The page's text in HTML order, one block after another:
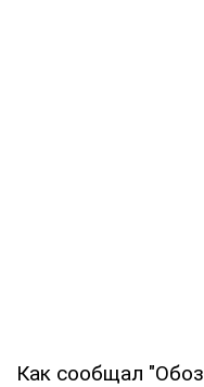
Как сообщал